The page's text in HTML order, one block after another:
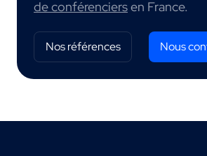
de conférenciersen France.
Nos références Nous